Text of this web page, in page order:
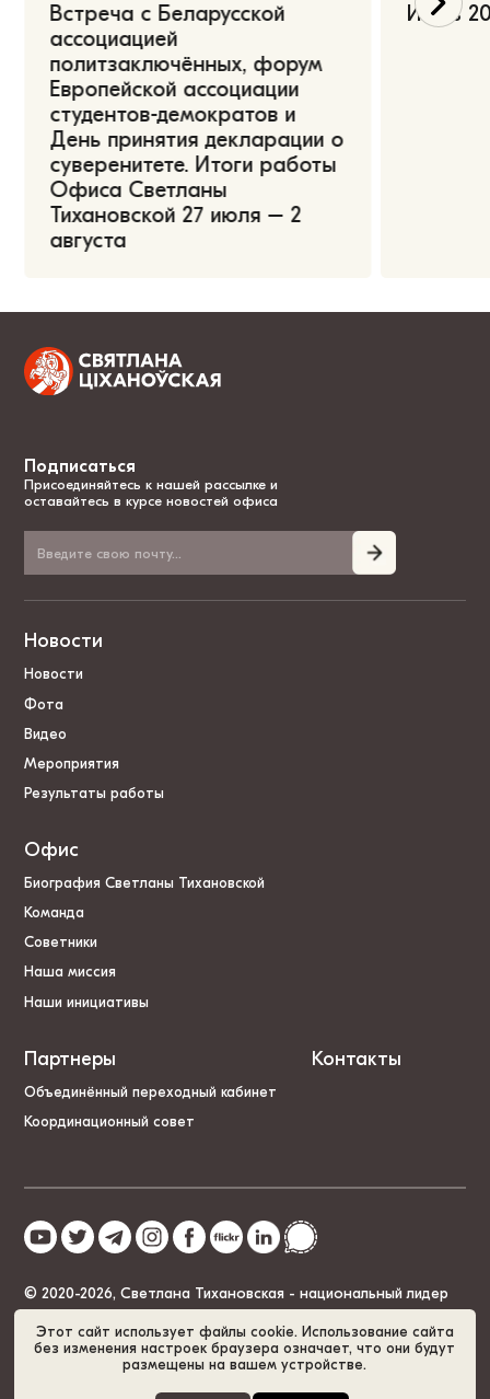
Этот сайт использует файлы cookie. Использование сайта
без изменения настроек браузера означает, что они будут
размещены на вашем устройстве.
Встреча с Беларусской
ассоциацией
политзаключённых, форум
Европейской ассоциации
студентов-демократов и
День принятия декларации о
суверенитете. Итоги работы
Офиса Светланы
Тихановской 27 июля – 2
августа
Июль
Подписаться
Присоединяйтесь к нашей рассылке и
оставайтесь в курсе новостей офиса
Новости
Новости
Фота
Видео
Мероприятия
Результаты работы
Офис
Биография Светланы Тихановской
Команда
Советники
Наша миссия
Наши инициативы
Партнеры
Объединённый переходный кабинет
Координационный совет
Контакты
© 2020-2026, Светлана Тихановская - национальный лидер